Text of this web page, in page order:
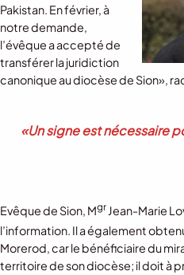
Pakistan. En février, à
notre demande,
l’évêque a accepté de
transférer la juridiction
canonique au diocèse de Sion»,
«Un signe est nécessaire
Evêque de Sion, Mgr Jean-Marie
l’information. Il a également
Morerod, car le bénéficiaire du
territoire de son diocèse; il doit à